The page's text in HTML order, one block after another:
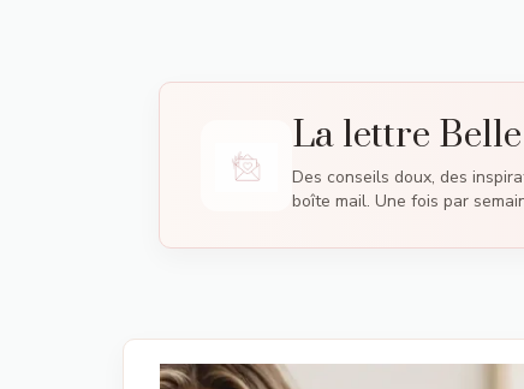
La lettre
Des conseils doux, des
boîte mail. Une fois par